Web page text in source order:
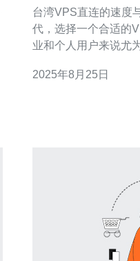
台湾VPS直连的速度与稳定性评测
代，选择一个合适的
业和个人用户来说尤
台湾VPS的直连速度
2025年8月25日